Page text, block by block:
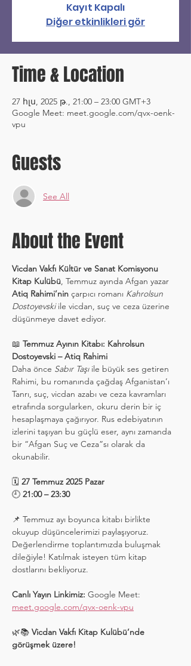
Kayıt Kapalı
Diğer etkinlikleri gör
Time & Location
27 հլս, 2025 թ., 21:00 – 23:00 GMT+3
Google Meet: meet.google.com/qvx-oenk-
vpu
Guests
See All
About the Event
Vicdan Vakfı Kültür ve Sanat Komisyonu
Kitap Kulübü, Temmuz ayında Afgan yazar
Atiq Rahimi’nin çarpıcı romanı Kahrolsun
Dostoyevski ile vicdan, suç ve ceza üzerine
düşünmeye davet ediyor.
📖 Temmuz Ayının Kitabı: Kahrolsun
Dostoyevski – Atiq Rahimi
Daha önce Sabır Taşı ile büyük ses getiren
Rahimi, bu romanında çağdaş Afganistan’ı
Tanrı, suç, vicdan azabı ve ceza kavramları
etrafında sorgularken, okuru derin bir iç
hesaplaşmaya çağırıyor. Rus edebiyatının
izlerini taşıyan bu güçlü eser, aynı zamanda
bir “Afgan Suç ve Ceza”sı olarak da
okunabilir.
🗓️ 27 Temmuz 2025 Pazar
🕘 21:00 – 23:30
📌 Temmuz ayı boyunca kitabı birlikte
okuyup düşüncelerimizi paylaşıyoruz.
Değerlendirme toplantımızda buluşmak
dileğiyle! Katılmak isteyen tüm kitap
dostlarını bekliyoruz.
Canlı Yayın Linkimiz: Google Meet:
meet.google.com/qvx-oenk-vpu
🌿📚 Vicdan Vakfı Kitap Kulübü’nde
görüşmek üzere!